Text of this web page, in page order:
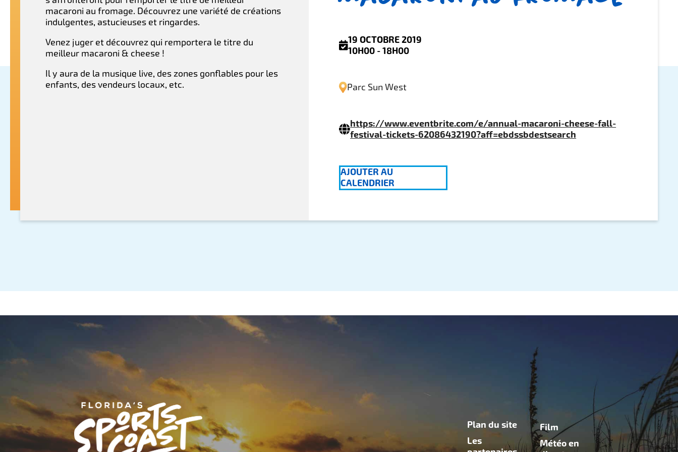
macaroni au fromage. Découvrez une variété de créations
indulgentes, astucieuses et ringardes.
Venez juger et découvrez qui remportera le titre du
meilleur macaroni & cheese !
Il y aura de la musique live, des zones gonflables pour les
enfants, des vendeurs locaux, etc.
19 OCTOBRE 2019
10H00 - 18H00
Parc Sun West
https://www.eventbrite.com/e/annual-macaroni-cheese-fall-
festival-tickets-62086432190?aff=ebdssbdestsearch
AJOUTER AU
CALENDRIER
Plan du site
Les
Film
Météo en